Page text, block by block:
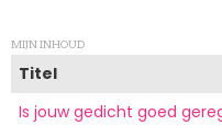
MIJN INHOUD
Titel
Is jouw gedicht goed